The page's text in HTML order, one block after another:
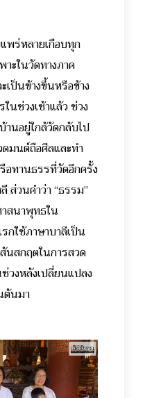
พร่หลายเกือบทุก
าะในวัดทางภาค
เป็นข้างขึ้นหรือข้าง
นช่วงเช้าแล้ว ช่วง
านอยู่ใกล้วัดกลับไป
มนต์ถือศีลและทำ
อทานธรรที่วัดอีกครั้ง
ส่วนคำว่า “ธรรม”
สนาพุทธใน
กใช้ภาษาบาลีเป็น
นสกฤตในการสวด
วงหลังเปลี่ยนแปลง
ต้นมา